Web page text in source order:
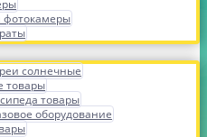
фотокамеры
солнечные
товары
товары
оборудование